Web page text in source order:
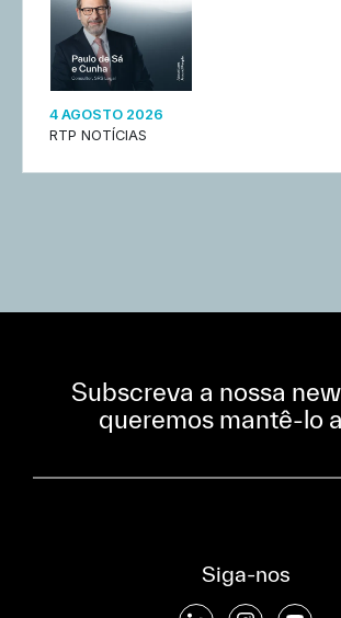
4 AGOSTO 2026
RTP NOTÍCIAS
Subscreva a nossa
queremos mantê-lo
Subscreva a nossa Newsletter
Siga-nos